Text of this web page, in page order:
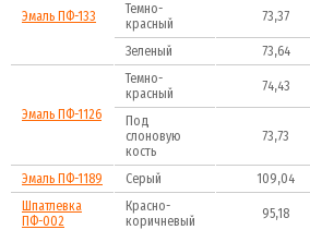
Эмаль ПФ-133
Темно-
красный
73,37
Зеленый 73,64
Эмаль ПФ-1126
Темно-
красный
74,43
Под
слоновую
кость
73,73
Эмаль ПФ-1189 Серый 109,04
Шпатлевка
ПФ-002
Красно-
коричневый
95,18